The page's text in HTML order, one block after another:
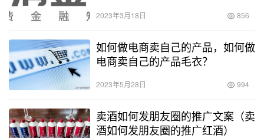
2023年3月18日 856
如何做电商卖自己的产品，如何做
电商卖自己的产品毛衣？
2023年5月28日 994
卖酒如何发朋友圈的推广文案（卖
酒如何发朋友圈的推广红酒）